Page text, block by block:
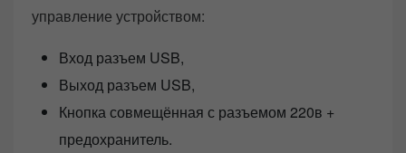
управление устройством:
Вход разъем USB,
Выход разъем USB,
Кнопка совмещённая с разъемом 220в +
предохранитель.